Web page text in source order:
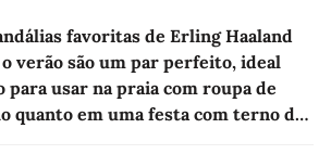
favoritas de Erling Haaland
verão são um par perfeito, ideal
para usar na praia com roupa de
quanto em uma festa com terno de